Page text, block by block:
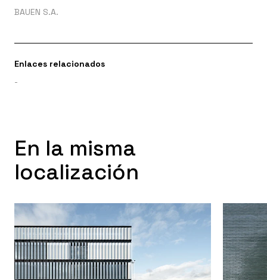
BAUEN S.A.
Enlaces relacionados
-
En la misma
localización